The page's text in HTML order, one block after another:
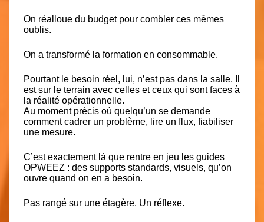
On réalloue du budget pour combler ces mêmes
oublis.
On a transformé la formation en consommable.
Pourtant le besoin réel, lui, n’est pas dans la salle. Il
est sur le terrain avec celles et ceux qui sont faces à
la réalité opérationnelle.
Au moment précis où quelqu’un se demande
comment cadrer un problème, lire un flux, fiabiliser
une mesure.
C’est exactement là que rentre en jeu les guides
OPWEEZ : des supports standards, visuels, qu’on
ouvre quand on en a besoin.
Pas rangé sur une étagère. Un réflexe.